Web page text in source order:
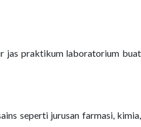
jas praktikum laboratorium buat
seperti jurusan farmasi, kimia,